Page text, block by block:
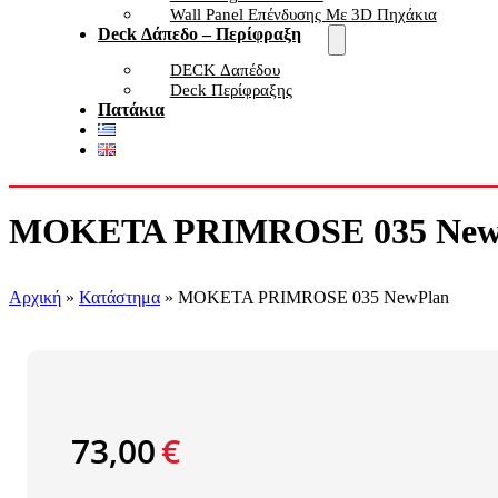
Wall Panel Επένδυσης Με 3D Πηχάκια
Deck Δάπεδο – Περίφραξη
DECK Δαπέδου
Deck Περίφραξης
Πατάκια
ΜΟΚΕΤΑ PRIMROSE 035
Αρχική » Κατάστημα » ΜΟΚΕΤΑ PRIMROSE 035 NewPlan
73,00€